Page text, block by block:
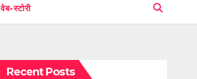
वेब-स्टोरी
Recent Posts